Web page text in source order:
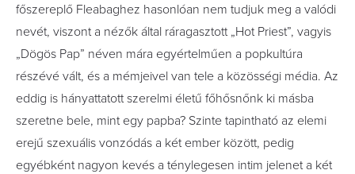
főszereplő Fleabaghez hasonlóan nem tudjuk meg a valódi
nevét, viszont a nézők által ráragasztott „Hot Priest”, vagyis
„Dögös Pap” néven mára egyértelműen a popkultúra
részévé vált, és a mémjeivel van tele a közösségi média. Az
eddig is hányattatott szerelmi életű főhősnőnk ki másba
szeretne bele, mint egy papba? Szinte tapintható az elemi
erejű szexuális vonzódás a két ember között, pedig
egyébként nagyon kevés a ténylegesen intim jelenet a két